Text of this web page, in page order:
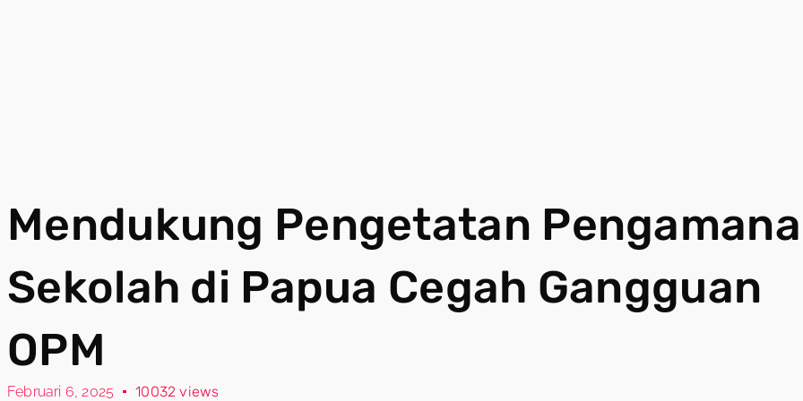
Mendukung Pengetatan
Sekolah di Papua Cegah Gangguan
OPM
Februari 6, 2025 10032 views